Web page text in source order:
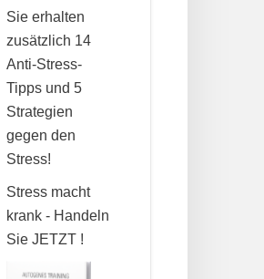
Sie erhalten
zusätzlich 14
Anti-Stress-
Tipps und 5
Strategien
gegen den
Stress!
Stress macht
krank - Handeln
Sie JETZT !